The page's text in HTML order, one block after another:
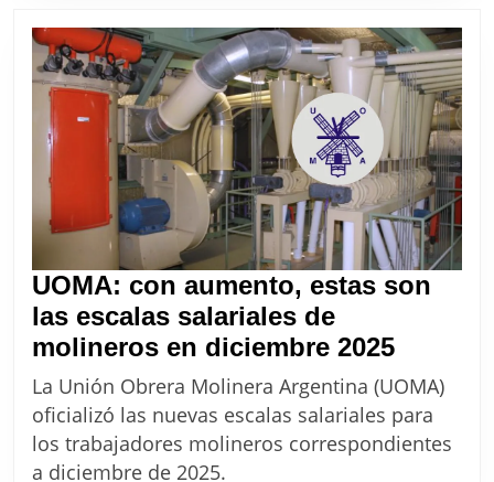
en
enero
y
2026
UOMA: con aumento, estas son
las escalas salariales de
molineros en diciembre 2025UOMA:
con
estas
La Unión Obrera Molinera Argentina (UOMA)
oficializó las nuevas escalas salariales para
los trabajadores molineros correspondientes
a diciembre de 2025.